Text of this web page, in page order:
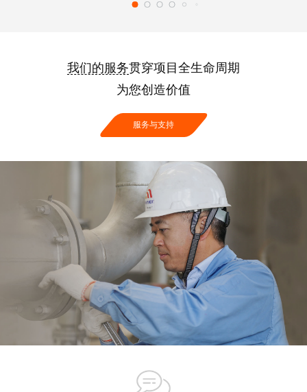
我们的服务贯穿项目全生命周期
为您创造价值
服务与支持